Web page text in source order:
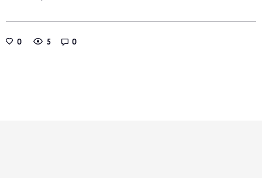
0 5 0